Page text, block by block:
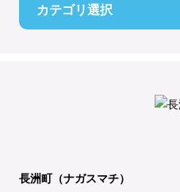
カテゴリ選択
長洲町（ナガスマチ）